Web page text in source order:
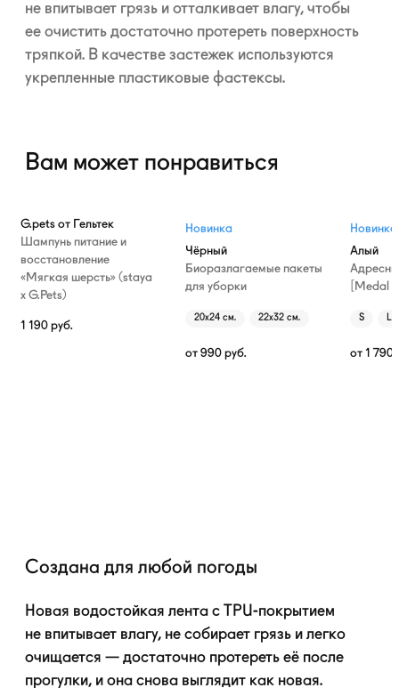
не впитывает грязь и отталкивает влагу, чтобы
ее очистить достаточно протереть поверхность
тряпкой. В качестве застежек используются
укрепленные пластиковые фастексы.
Вам может понравиться
G.pets от Гельтек
Шампунь питание и
восстановление
«Мягкая шерсть» (staya
х G.Pets)
1 190 руб.
Новинка
Чёрный
Биоразлагаемые пакеты
для уборки
20х24 см. 22х32 см.
от 990 руб.
Новинка
Алый
[Medal
S L
от 1 790
Создана для любой погоды
Новая водостойкая лента с TPU-покрытием
не впитывает влагу, не собирает грязь и легко
очищается — достаточно протереть её после
прогулки, и она снова выглядит как новая.